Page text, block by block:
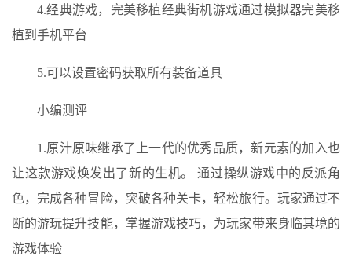
4.经典游戏，完美移植经典街机游戏通过模拟器完美移
植到手机平台
5.可以设置密码获取所有装备道具
小编测评
1.原汁原味继承了上一代的优秀品质，新元素的加入也
让这款游戏焕发出了新的生机。 通过操纵游戏中的反派角
色，完成各种冒险，突破各种关卡，轻松旅行。玩家通过不
断的游玩提升技能，掌握游戏技巧，为玩家带来身临其境的
游戏体验